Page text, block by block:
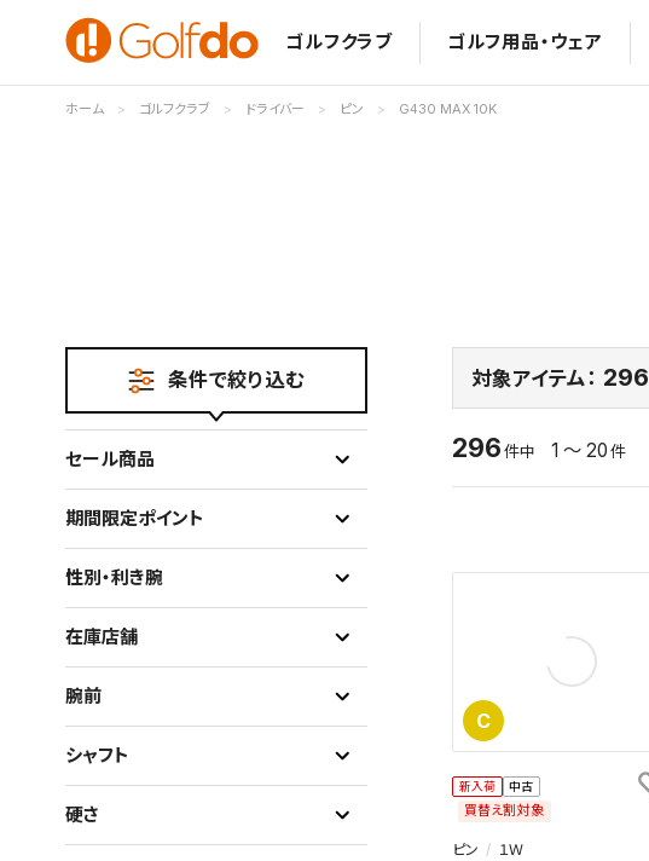
ゴルフクラブ ゴルフ用品・ウェア
ホーム ゴルフクラブ ドライバー ピン G430 MAX 10K
対象アイテム： 296
296 件中 1 ～ 20 件
C
新入荷 中古
買替え割対象
ピン １Ｗ
条件で絞り込む
セール商品
期間限定ポイント
性別・利き腕
在庫店舗
腕前
シャフト
硬さ